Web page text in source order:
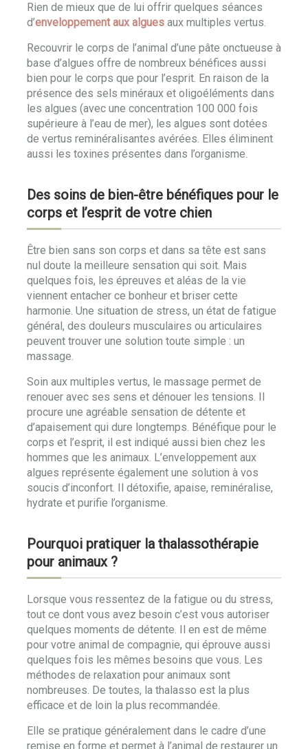
Rien de mieux que de lui offrir quelques séances
d’enveloppement aux algues aux multiples vertus.
Recouvrir le corps de l’animal d’une pâte onctueuse à
base d’algues offre de nombreux bénéfices aussi
bien pour le corps que pour l’esprit. En raison de la
présence des sels minéraux et oligoéléments dans
les algues (avec une concentration 100 000 fois
supérieure à l’eau de mer), les algues sont dotées
de vertus reminéralisantes avérées. Elles éliminent
aussi les toxines présentes dans l’organisme.
Des soins de bien-être bénéfiques pour le
corps et l’esprit de votre chien
Être bien sans son corps et dans sa tête est sans
nul doute la meilleure sensation qui soit. Mais
quelques fois, les épreuves et aléas de la vie
viennent entacher ce bonheur et briser cette
harmonie. Une situation de stress, un état de fatigue
général, des douleurs musculaires ou articulaires
peuvent trouver une solution toute simple : un
massage.
Soin aux multiples vertus, le massage permet de
renouer avec ses sens et dénouer les tensions. Il
procure une agréable sensation de détente et
d’apaisement qui dure longtemps. Bénéfique pour le
corps et l’esprit, il est indiqué aussi bien chez les
hommes que les animaux. L’enveloppement aux
algues représente également une solution à vos
soucis d’inconfort. Il détoxifie, apaise, reminéralise,
hydrate et purifie l’organisme.
Pourquoi pratiquer la thalassothérapie
pour animaux ?
Lorsque vous ressentez de la fatigue ou du stress,
tout ce dont vous avez besoin c’est vous autoriser
quelques moments de détente. Il en est de même
pour votre animal de compagnie, qui éprouve aussi
quelques fois les mêmes besoins que vous. Les
méthodes de relaxation pour animaux sont
nombreuses. De toutes, la thalasso est la plus
efficace et de loin la plus recommandée.
Elle se pratique généralement dans le cadre d’une
remise en forme et permet à l’animal de restaurer un